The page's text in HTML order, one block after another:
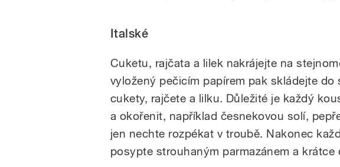
Italské
Cuketu, rajčata a lilek nakrájejte na
vyložený pečicím papírem pak skládejte
cukety, rajčete a lilku. Důležité je každý
a okořenit, například česnekovou solí,
jen nechte rozpékat v troubě. Nakonec
posypte strouhaným parmazánem a krátce